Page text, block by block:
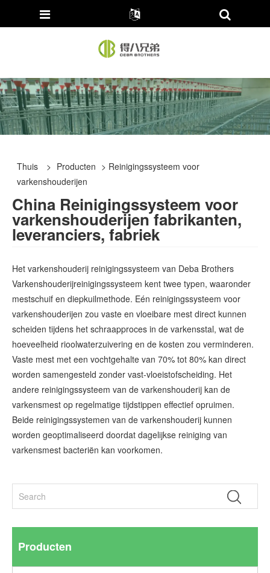
Thuis > Producten > Reinigingssysteem voor
varkenshouderijen
China Reinigingssysteem voor
varkenshouderijen fabrikanten,
leveranciers, fabriek
Het varkenshouderij reinigingssysteem van Deba Brothers
Varkenshouderijreinigingssysteem kent twee typen, waaronder
mestschuif en diepkuilmethode. Eén reinigingssysteem voor
varkenshouderijen zou vaste en vloeibare mest direct kunnen
scheiden tijdens het schraapproces in de varkensstal, wat de
hoeveelheid rioolwaterzuivering en de kosten zou verminderen.
Vaste mest met een vochtgehalte van 70% tot 80% kan direct
worden samengesteld zonder vast-vloeistofscheiding. Het
andere reinigingssysteem van de varkenshouderij kan de
varkensmest op regelmatige tijdstippen effectief opruimen.
Beide reinigingssystemen van de varkenshouderij kunnen
worden geoptimaliseerd doordat dagelijkse reiniging van
varkensmest bacteriën kan voorkomen.
Producten